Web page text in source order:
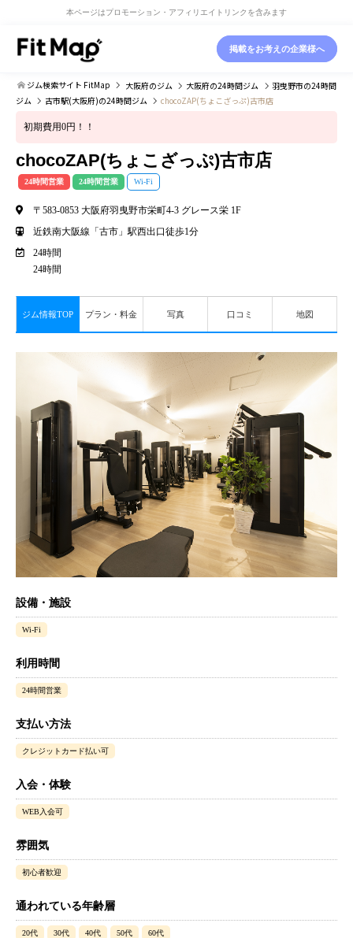
本ページはプロモーション・アフィリエイトリンクを含みます
掲載をお考えの企業様へ
ジム検索サイト FitMap 大阪府のジム 大阪府の24時間ジム 羽曳野市の24時間
ジム
古市駅(大阪府)の24時間ジム chocoZAP(ちょこざっぷ)古市店
初期費用0円！！
chocoZAP(ちょこざっぷ)古市店
24時間営業 24時間営業 Wi-Fi
〒583-0853 大阪府羽曳野市栄町4-3 グレース栄 1F
近鉄南大阪線「古市」駅西出口徒歩1分
24時間
24時間
ジム情報TOP プラン・料金 写真 口コミ 地図
設備・施設
Wi-Fi
利用時間
24時間営業
支払い方法
クレジットカード払い可
入会・体験
WEB入会可
雰囲気
初心者歓迎
通われている年齢層
20代 30代 40代 50代 60代